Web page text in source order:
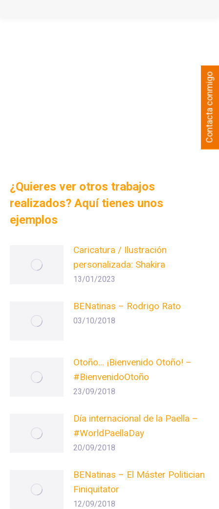
¿Quieres ver otros trabajos
realizados? Aquí tienes unos
ejemplos
Caricatura / Ilustración
personalizada: Shakira
13/01/2023
BENatinas – Rodrigo Rato
03/10/2018
Otoño… ¡Bienvenido Otoño! –
#BienvenidoOtoño
23/09/2018
Día internacional de la Paella –
#WorldPaellaDay
20/09/2018
BENatinas – El Máster Politician
Finiquitator
12/09/2018
Contacta conmigo